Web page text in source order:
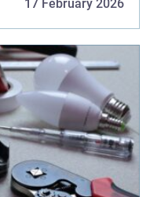
17 February 2026